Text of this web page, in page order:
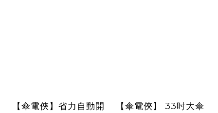
【傘電俠】省力自動開
【傘電俠】 33吋大傘